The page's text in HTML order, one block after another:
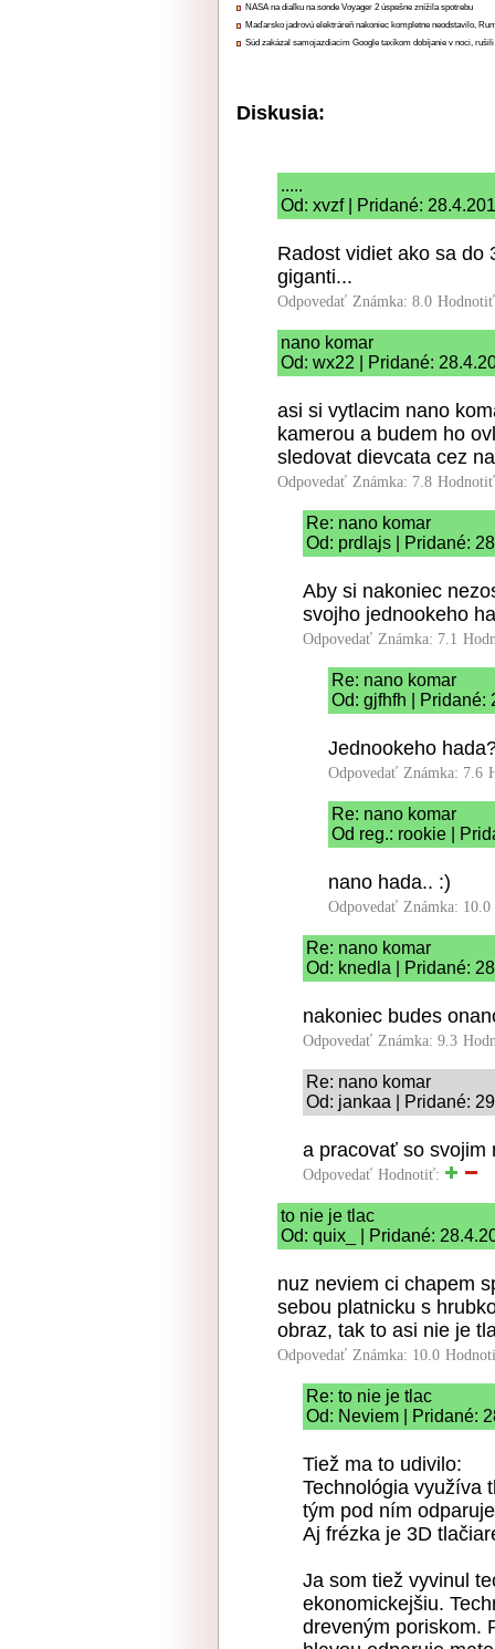
NASA na diaľku na sonde Voyager 2 úspešne znížila spotrebu
Maďarsko jadrovú elektráreň nakoniec kompletne neodstavilo,
Súd zakázal samojazdiacim Google taxíkom dobíjanie v noci,
Diskusia:
.....
Od: xvzf | Pridané:
Radost vidiet ako sa do
giganti...
Odpovedať Známka: 8.0
nano komar
Od: wx22 | Pridané:
asi si vytlacim nano
kamerou a budem ho
sledovat dievcata cez
Odpovedať Známka: 7.8
Re: nano komar
Od: prdlajs | Pridané:
Aby si nakoniec
svojho jednookeho
Odpovedať Známka: 7.1
Re: nano komar
Od: gjfhfh | Pridané:
Jednookeho
Odpovedať Známka: 7.6
Re: nano komar
Od reg.: rookie |
nano hada.. :)
Odpovedať Známka: 10.0
Re: nano komar
Od: knedla | Pridané:
nakoniec budes
Odpovedať Známka: 9.3
Re: nano komar
Od: jankaa | Pridané:
a pracovať so svojim
Odpovedať Hodnotiť:
to nie je tlac
Od: quix_ | Pridané:
nuz neviem ci chapem
sebou platnicku s
obraz, tak to asi nie je
Odpovedať Známka: 10.0
Re: to nie je tlac
Od: Neviem | Pridané:
Tiež ma to udivilo:
Technológia využíva
tým pod ním
Aj frézka je 3D
Ja som tiež vyvinul
ekonomickejšiu.
dreveným poriskom.